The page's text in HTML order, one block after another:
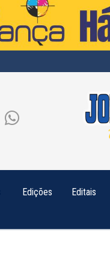
Edições Editais